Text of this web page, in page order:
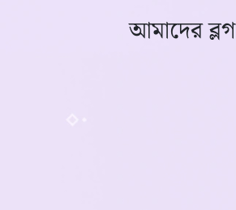
আমাদের ব্লগ